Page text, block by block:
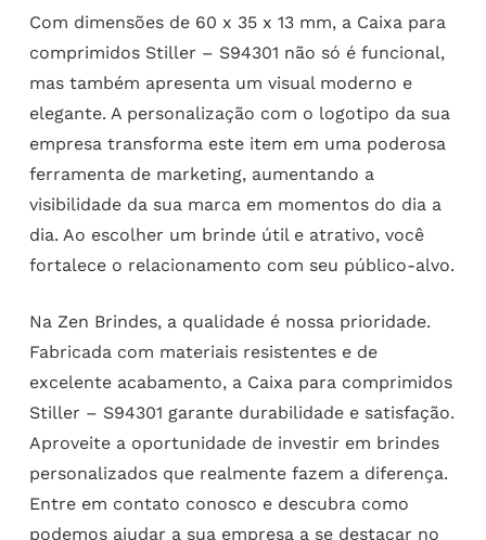
Com dimensões de 60 x 35 x 13 mm, a Caixa para
comprimidos Stiller – S94301 não só é funcional,
mas também apresenta um visual moderno e
elegante. A personalização com o logotipo da sua
empresa transforma este item em uma poderosa
ferramenta de marketing, aumentando a
visibilidade da sua marca em momentos do dia a
dia. Ao escolher um brinde útil e atrativo, você
fortalece o relacionamento com seu público-alvo.
Na Zen Brindes, a qualidade é nossa prioridade.
Fabricada com materiais resistentes e de
excelente acabamento, a Caixa para comprimidos
Stiller – S94301 garante durabilidade e satisfação.
Aproveite a oportunidade de investir em brindes
personalizados que realmente fazem a diferença.
Entre em contato conosco e descubra como
podemos ajudar a sua empresa a se destacar no